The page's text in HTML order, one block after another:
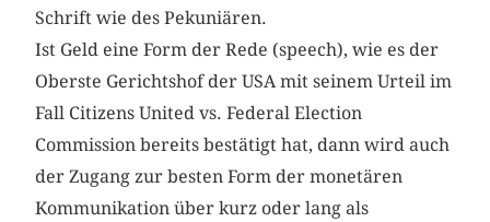
Schrift wie des Pekuniären.
Ist Geld eine Form der Rede (speech), wie es der
Oberste Gerichtshof der USA mit seinem Urteil im
Fall Citizens United vs. Federal Election
Commission bereits bestätigt hat, dann wird auch
der Zugang zur besten Form der monetären
Kommunikation über kurz oder lang als